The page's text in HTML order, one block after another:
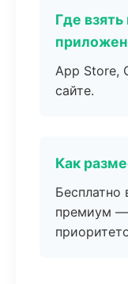
Где
App Store,
сайте.
Как
Бесплатно
премиум —